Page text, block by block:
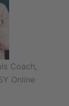
Coach,
Online